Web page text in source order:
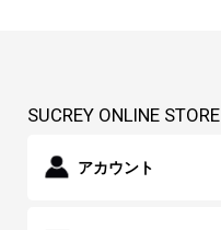
SUCREY ONLINE STORE
アカウント